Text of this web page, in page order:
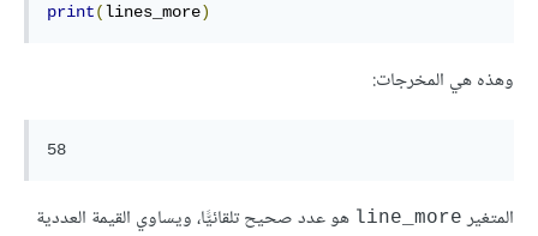
print(lines_more)
وهذه هي المخرجات:
58
المتغير line_more هو عدد صحيح تلقائيًّا، ويساوي القيمة العددية